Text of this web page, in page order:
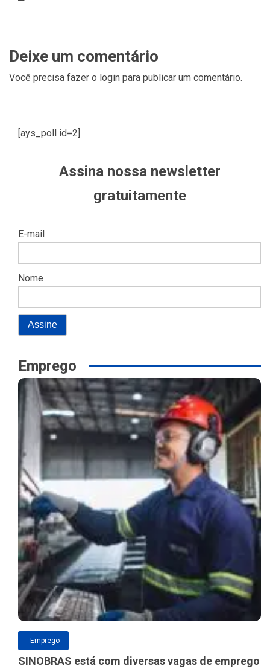
Deixe um comentário
Você precisa fazer o login para publicar um comentário.
[ays_poll id=2]
Assina nossa newsletter
gratuitamente
E-mail
Nome
Emprego
Emprego
SINOBRAS está com diversas vagas de emprego